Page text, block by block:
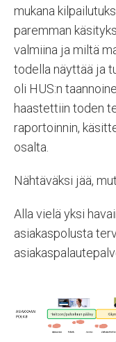
mukana
paremman
valmiina ja miltä
todella näyttää ja
oli HUS:n
haastettiin toden
raportoinnin,
osalta.
Nähtäväksi jää,
Alla vielä yksi
asiakaspolusta